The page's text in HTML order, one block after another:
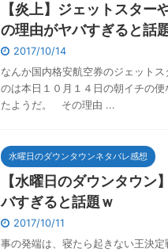
【炎上】ジェットスタ
の理由がヤバすぎると話
2017/10/14
なんか国内格安航空券のジェット
のは本日１０月１４日の朝イチの
たようだ。 その理由 ...
水曜日のダウンタウンネタバレ感想
【水曜日のダウンタウ
バすぎると話題ｗ
2017/10/11
事の発端は、寝たら起きない王決